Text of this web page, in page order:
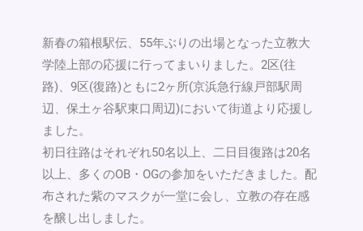
新春の箱根駅伝、55年ぶりの出場となった立教大
学陸上部の応援に行ってまいりました。2区(往
路)、9区(復路)ともに2ヶ所(京浜急行線戸部駅周
辺、保土ヶ谷駅東口周辺)において街道より応援し
ました。
初日往路はそれぞれ50名以上、二日目復路は20名
以上、多くのOB・OGの参加をいただきました。配
布された紫のマスクが一堂に会し、立教の存在感
を醸し出しました。